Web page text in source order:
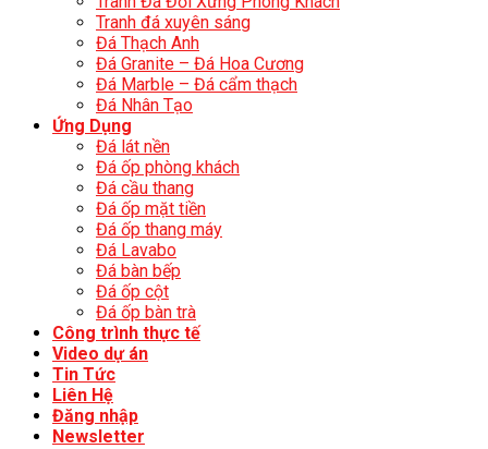
Tranh đá xuyên sáng
Đá Thạch Anh
Đá Granite – Đá Hoa Cương
Đá Marble – Đá cẩm thạch
Đá Nhân Tạo
Ứng Dụng
Đá lát nền
Đá ốp phòng khách
Đá cầu thang
Đá ốp mặt tiền
Đá ốp thang máy
Đá Lavabo
Đá bàn bếp
Đá ốp cột
Đá ốp bàn trà
Công trình thực tế
Video dự án
Tin Tức
Liên Hệ
Đăng nhập
Newsletter